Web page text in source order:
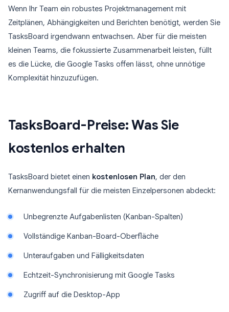
Wenn Ihr Team ein robustes Projektmanagement mit
Zeitplänen, Abhängigkeiten und Berichten benötigt, werden Sie
TasksBoard irgendwann entwachsen. Aber für die meisten
kleinen Teams, die fokussierte Zusammenarbeit leisten, füllt
es die Lücke, die Google Tasks offen lässt, ohne unnötige
Komplexität hinzuzufügen.
TasksBoard-Preise: Was Sie
kostenlos erhalten
TasksBoard bietet einen kostenlosen Plan, der den
Kernanwendungsfall für die meisten Einzelpersonen abdeckt:
Unbegrenzte Aufgabenlisten (Kanban-Spalten)
Vollständige Kanban-Board-Oberfläche
Unteraufgaben und Fälligkeitsdaten
Echtzeit-Synchronisierung mit Google Tasks
Zugriff auf die Desktop-App